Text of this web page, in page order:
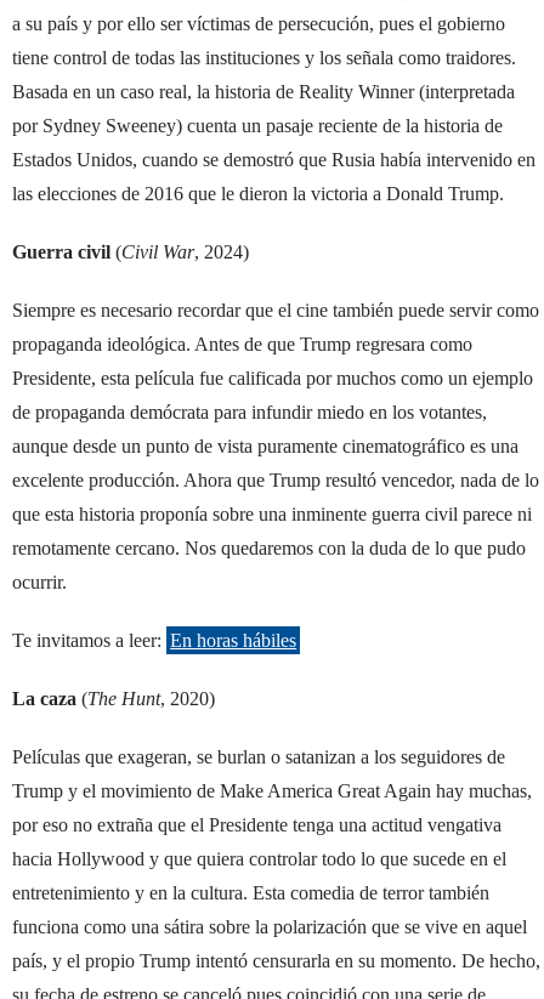
a su país y por ello ser víctimas de persecución, pues el gobierno
tiene control de todas las instituciones y los señala como traidores.
Basada en un caso real, la historia de Reality Winner (interpretada
por Sydney Sweeney) cuenta un pasaje reciente de la historia de
Estados Unidos, cuando se demostró que Rusia había intervenido en
las elecciones de 2016 que le dieron la victoria a Donald Trump.
Guerra civil (Civil War, 2024)
Siempre es necesario recordar que el cine también puede servir como
propaganda ideológica. Antes de que Trump regresara como
Presidente, esta película fue calificada por muchos como un ejemplo
de propaganda demócrata para infundir miedo en los votantes,
aunque desde un punto de vista puramente cinematográfico es una
excelente producción. Ahora que Trump resultó vencedor, nada de lo
que esta historia proponía sobre una inminente guerra civil parece ni
remotamente cercano. Nos quedaremos con la duda de lo que pudo
ocurrir.
Te invitamos a leer: En horas hábiles
La caza (The Hunt, 2020)
Películas que exageran, se burlan o satanizan a los seguidores de
Trump y el movimiento de Make America Great Again hay muchas,
por eso no extraña que el Presidente tenga una actitud vengativa
hacia Hollywood y que quiera controlar todo lo que sucede en el
entretenimiento y en la cultura. Esta comedia de terror también
funciona como una sátira sobre la polarización que se vive en aquel
país, y el propio Trump intentó censurarla en su momento. De hecho,
su fecha de estreno se canceló pues coincidió con una serie de